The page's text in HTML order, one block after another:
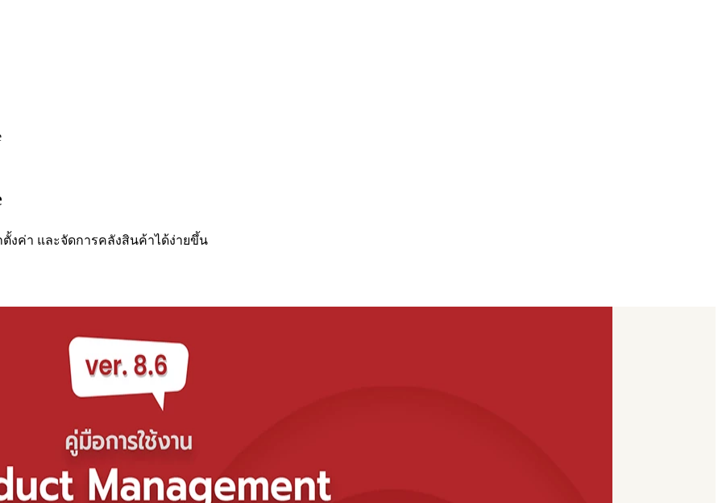
ตั้งค่า และจัดการคลังสินค้าได้ง่ายขึ้น